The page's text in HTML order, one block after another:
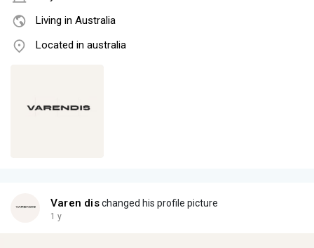
Living in Australia
Located in australia
Varen dischanged his profile picture
1 y